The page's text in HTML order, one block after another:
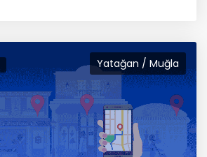
Yatağan / Muğla